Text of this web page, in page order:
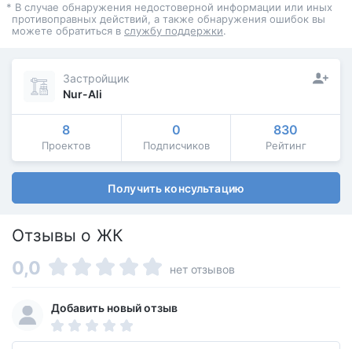
* В случае обнаружения недостоверной информации или иных
противоправных действий, а также обнаружения ошибок вы
можете обратиться в службу поддержки.
Застройщик
Nur-Ali
8
Проектов
0
Подписчиков
830
Рейтинг
Получить консультацию
Отзывы о ЖК
0,0 нет отзывов
Добавить новый отзыв